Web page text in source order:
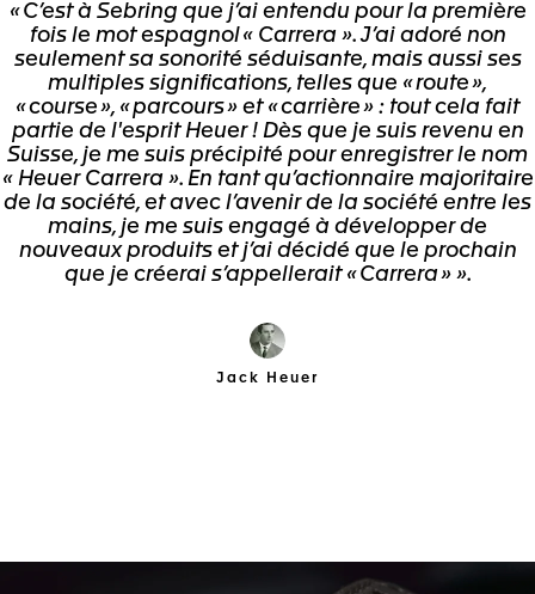
« C’est à Sebring que j’ai entendu pour la première
fois le mot espagnol « Carrera ». J’ai adoré non
seulement sa sonorité séduisante, mais aussi ses
multiples significations, telles que « route »,
« course », « parcours » et « carrière » : tout cela fait
partie de l'esprit Heuer ! Dès que je suis revenu en
Suisse, je me suis précipité pour enregistrer le nom
« Heuer Carrera ». En tant qu’actionnaire majoritaire
de la société, et avec l’avenir de la société entre les
mains, je me suis engagé à développer de
nouveaux produits et j’ai décidé que le prochain
que je créerai s’appellerait « Carrera » ».
Jack Heuer